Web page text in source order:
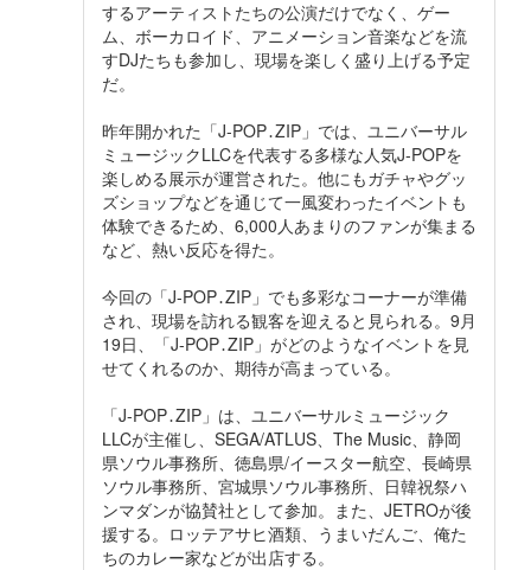
するアーティストたちの公演だけでなく、ゲー
ム、ボーカロイド、アニメーション音楽などを流
すDJたちも参加し、現場を楽しく盛り上げる予定
だ。
昨年開かれた「J-POP․ZIP」では、ユニバーサル
ミュージックLLCを代表する多様な人気J-POPを
楽しめる展示が運営された。他にもガチャやグッ
ズショップなどを通じて一風変わったイベントも
体験できるため、6,000人あまりのファンが集まる
など、熱い反応を得た。
今回の「J-POP․ZIP」でも多彩なコーナーが準備
され、現場を訪れる観客を迎えると見られる。9月
19日、「J-POP․ZIP」がどのようなイベントを見
せてくれるのか、期待が高まっている。
「J-POP․ZIP」は、ユニバーサルミュージック
LLCが主催し、SEGA/ATLUS、The Music、静岡
県ソウル事務所、徳島県/イースター航空、長崎県
ソウル事務所、宮城県ソウル事務所、日韓祝祭ハ
ンマダンが協賛社として参加。また、JETROが後
援する。ロッテアサヒ酒類、うまいだんご、俺た
ちのカレー家などが出店する。